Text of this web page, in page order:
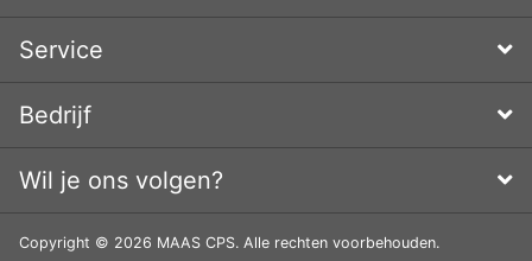
Service
Bedrijf
Wil je ons volgen?
Copyright © 2026 MAAS CPS. Alle rechten voorbehouden.